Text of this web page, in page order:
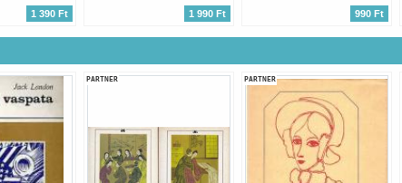
1 390 Ft 1 990 Ft 990 Ft
PARTNER PARTNER